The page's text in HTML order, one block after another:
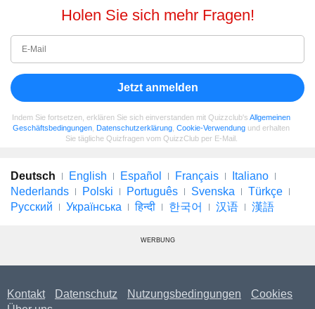
Holen Sie sich mehr Fragen!
Jetzt anmelden
Indem Sie fortsetzen, erklären Sie sich einverstanden mit Quizzclub's Allgemeinen
Geschäftsbedingungen Datenschutzerklärung Cookie-Verwendung und erhalten
Sie tägliche Quizfragen vom QuizzClub per E-Mail.
Deutsch English Español Français
Italiano
Nederlands
Polski Português Svenska
Türkçe
Русский
Українська हिन्दी 한국어 汉语 漢語
WERBUNG
Kontakt Datenschutz Nutzungsbedingungen
Cookies